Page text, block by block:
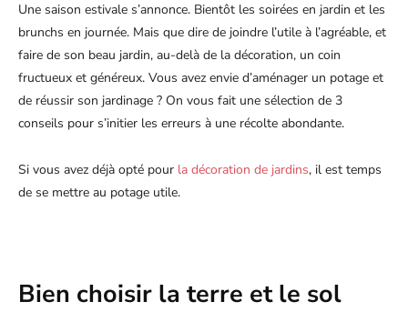
Une saison estivale s’annonce. Bientôt les soirées en jardin et les
brunchs en journée. Mais que dire de joindre l’utile à l’agréable, et
faire de son beau jardin, au-delà de la décoration, un coin
fructueux et généreux. Vous avez envie d’aménager un potage et
de réussir son jardinage ? On vous fait une sélection de 3
conseils pour s’initier les erreurs à une récolte abondante.
Si vous avez déjà opté pour la décoration de jardins, il est temps
de se mettre au potage utile.
Bien choisir la terre et le sol